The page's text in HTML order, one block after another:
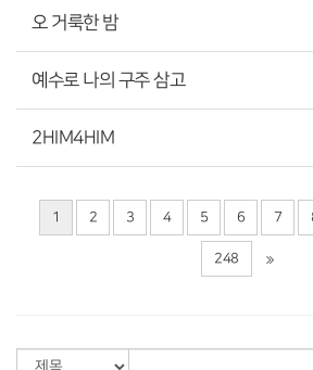
오 거룩한 밤
예수로 나의 구주 삼고
2HIM4HIM
1 2 3 4 5 6 7
248